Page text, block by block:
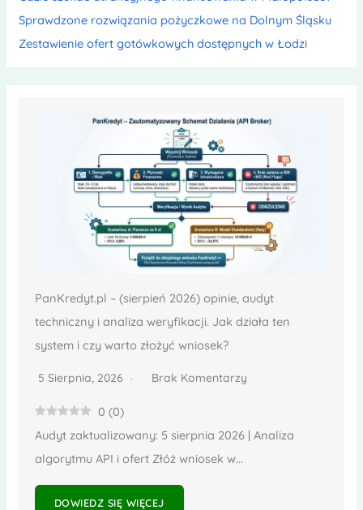
Sprawdzone rozwiązania pożyczkowe na Dolnym Śląsku
Zestawienie ofert gotówkowych dostępnych w Łodzi
PanKredyt.pl – (sierpień 2026) opinie, audyt
techniczny i analiza weryfikacji. Jak działa ten
system i czy warto złożyć wniosek?
5 Sierpnia, 2026 Brak Komentarzy
0 (0)
Audyt zaktualizowany: 5 sierpnia 2026 | Analiza
algorytmu API i ofert Złóż wniosek w...
DOWIEDZ SIĘ WIĘCEJ